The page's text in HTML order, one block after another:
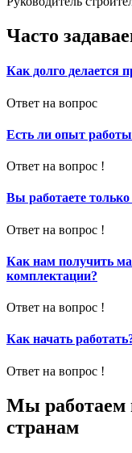
Часто
Как долго делается
Ответ на вопрос
Есть ли опыт
Ответ на вопрос !
Вы работаете
Ответ на вопрос !
Как нам получить
комплектации?
Ответ на вопрос !
Как начать
Ответ на вопрос !
Мы работаем
странам